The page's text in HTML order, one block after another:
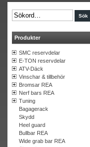
Produkter
SMC reservdelar
E-TON reservdelar
ATV-Däck
Vinschar & tillbehör
Bromsar REA
Nerf bars REA
Tuning
Bagagerack
Skydd
Heel guard
Bullbar REA
Wide grab bar REA